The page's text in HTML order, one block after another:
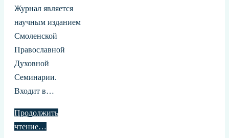
Журнал является
научным изданием
Смоленской
Православной
Духовной
Семинарии.
Входит в…
Продолжить
чтение…